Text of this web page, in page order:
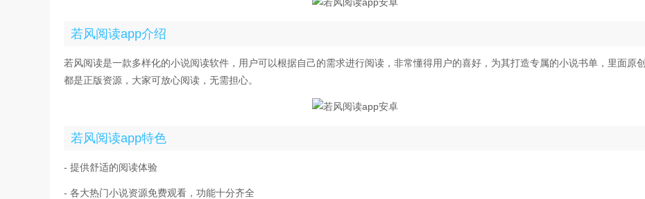
若风阅读app介绍
若风阅读是一款多样化的小说阅读软件，用户可以根据自己的需求进行阅读，非常懂得用户的喜好，为其打造专属的小说书单，里面原创
都是正版资源，大家可放心阅读，无需担心。
若风阅读app特色
- 提供舒适的阅读体验
- 各大热门小说资源免费观看，功能十分齐全